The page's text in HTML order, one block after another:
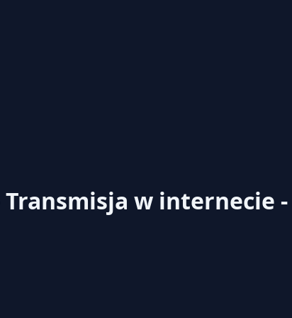
Transmisja w internecie -